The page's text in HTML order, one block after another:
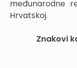
međunarodne
Hrvatskoj.
Znakovi